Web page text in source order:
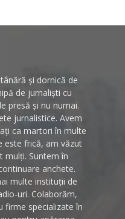
și dornică de
de jurnaliști cu
presă și nu numai.
jurnalistice. Avem
ca martori în multe
este frică, am văzut
mulți. Suntem în
anchete.
multe instituții de
uri. Colaborăm,
firme specializate în